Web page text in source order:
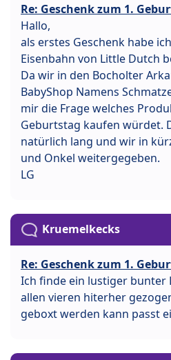
Re: Geschenk zum 1.
Hallo,
als erstes Geschenk habe
Eisenbahn von Little Dutch
Da wir in den Bocholter
BabyShop Namens
mir die Frage welches
Geburtstag kaufen würdet.
natürlich lang und wir in
und Onkel weitergegeben.
LG
Kruemelkecks
Re: Geschenk zum 1.
Ich finde ein lustiger bunter
allen vieren hiterher
geboxt werden kann passt